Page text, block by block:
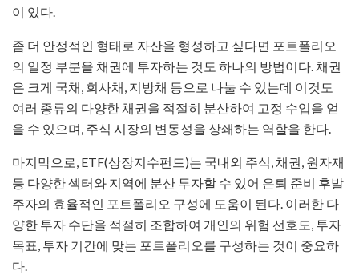
이 있다.
좀 더 안정적인 형태로 자산을 형성하고 싶다면 포트폴리오
의 일정 부분을 채권에 투자하는 것도 하나의 방법이다. 채권
은 크게 국채, 회사채, 지방채 등으로 나눌 수 있는데 이것도
여러 종류의 다양한 채권을 적절히 분산하여 고정 수입을 얻
을 수 있으며, 주식 시장의 변동성을 상쇄하는 역할을 한다.
마지막으로, ETF(상장지수펀드)는 국내외 주식, 채권, 원자재
등 다양한 섹터와 지역에 분산 투자할 수 있어 은퇴 준비 후발
주자의 효율적인 포트폴리오 구성에 도움이 된다. 이러한 다
양한 투자 수단을 적절히 조합하여 개인의 위험 선호도, 투자
목표, 투자 기간에 맞는 포트폴리오를 구성하는 것이 중요하
다.